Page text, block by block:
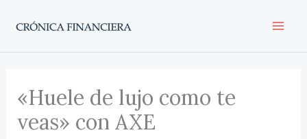
«Huele de lujo como te
veas» con AXE